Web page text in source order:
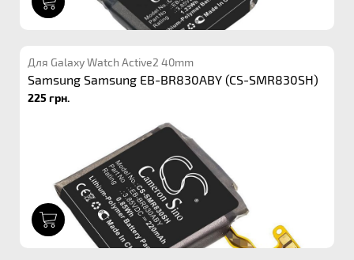
Для Galaxy Watch Active2 40mm
Samsung Samsung EB-BR830ABY (CS-SMR830SH)
225 грн.